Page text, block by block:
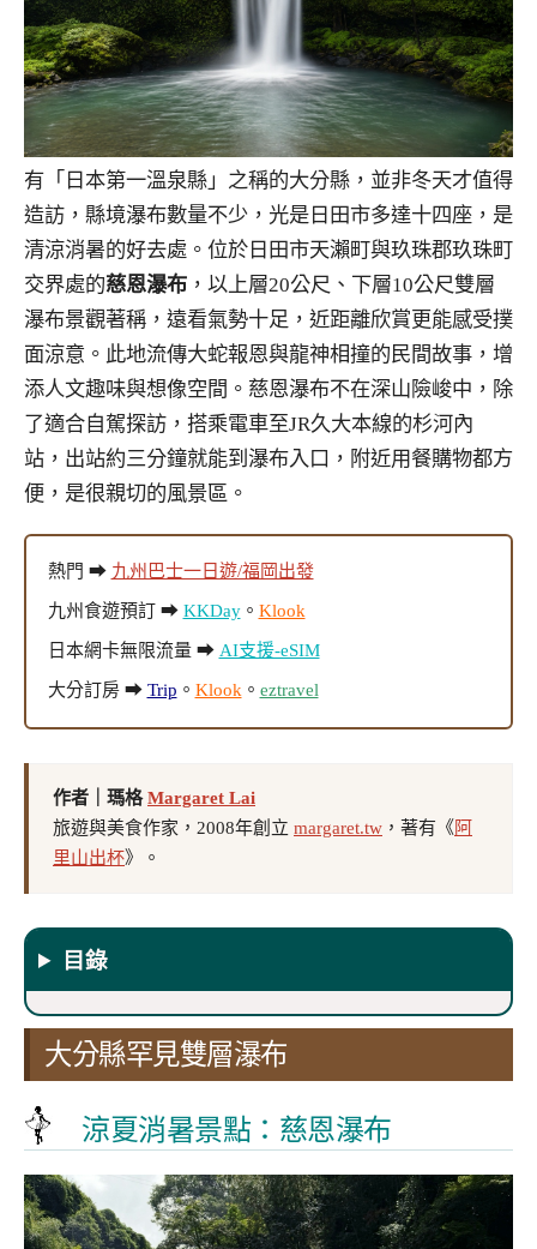
有「日本第一溫泉縣」之稱的大分縣，並非冬天才值得
造訪，縣境瀑布數量不少，光是日田市多達十四座，是
清涼消暑的好去處。位於日田市天瀨町與玖珠郡玖珠町
交界處的慈恩瀑布 ，以上層20公尺、下層10公尺雙層
瀑布景觀著稱，遠看氣勢十足，近距離欣賞更能感受撲
面涼意。此地流傳大蛇報恩與龍神相撞的民間故事，增
添人文趣味與想像空間。慈恩瀑布不在深山險峻中，除
了適合自駕探訪，搭乘電車至JR久大本線的杉河內
站，出站約三分鐘就能到瀑布入口，附近用餐購物都方
便，是很親切的風景區。
熱門 ➡ 九州巴士一日遊/福岡出發
九州食遊預訂 ➡ KKDay。 Klook
日本網卡無限流量 ➡ AI支援-eSIM
大分訂房 ➡ Trip 。 Klook。 eztravel
作者｜瑪格Margaret Lai
旅遊與美食作家，2008年創立 margaret.tw ，著有《阿
里山出杯》。
目錄
大分縣罕見雙層瀑布
涼夏消暑景點：慈恩瀑布